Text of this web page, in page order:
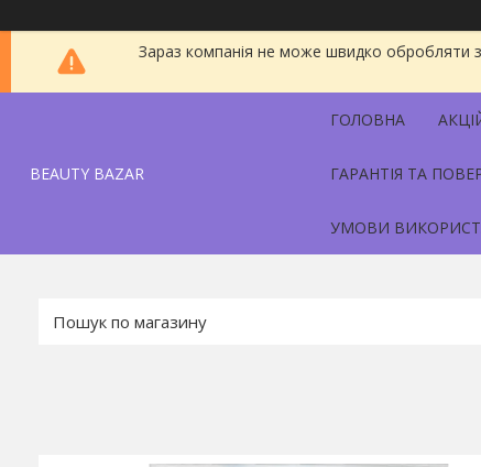
Зараз компанія не може швидко обробляти
BEAUTY BAZAR
ГОЛОВНА
ГАРАНТІЯ ТА
УМОВИ